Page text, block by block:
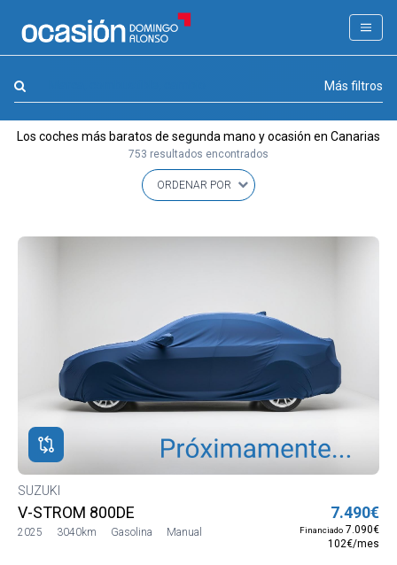
FILTROS
APPROVED
Precio y cuota (1)
Carrocería, año y Kms.
Más filtros
Los coches más baratos de segunda mano y ocasión en Canarias
753 resultados encontrados
SUZUKI
V-STROM 800DE
2025 3040km Gasolina Manual
7.490€
Financiado 7.090€
102€/mes